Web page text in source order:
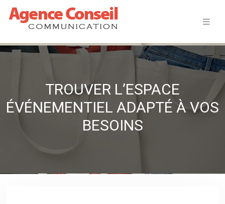
TROUVER L’ESPACE
ÉVÉNEMENTIEL ADAPTÉ À VOS
BESOINS